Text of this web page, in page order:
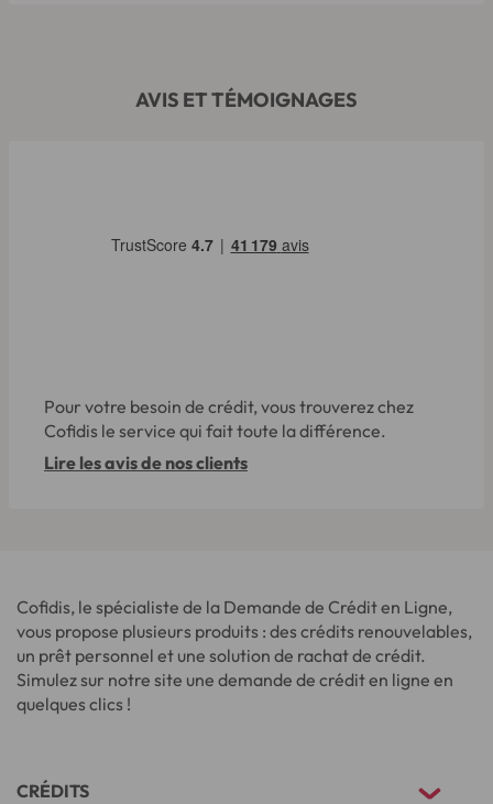
AVIS ET TÉMOIGNAGES
Pour votre besoin de crédit, vous trouverez chez
Cofidis le service qui fait toute la différence.
Lire les avis de nos clients
Cofidis, le spécialiste de la Demande de Crédit en Ligne,
vous propose plusieurs produits : des crédits renouvelables,
un prêt personnel et une solution de rachat de crédit.
Simulez sur notre site une demande de crédit en ligne en
quelques clics !
CRÉDITS